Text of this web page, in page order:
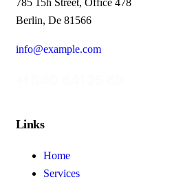
Berlin, De 81566
info@example.com
Links
Home
Services